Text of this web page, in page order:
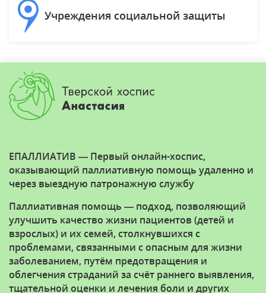
Учреждения социальной защиты
ЕПАЛЛИАТИВ — Первый онлайн-хоспис,
оказывающий паллиативную помощь удаленно и
через выездную патронажную службу
Паллиативная помощь — подход, позволяющий
улучшить качество жизни пациентов (детей и
взрослых) и их семей, столкнувшихся с
проблемами, связанными с опасным для жизни
заболеванием, путём предотвращения и
облегчения страданий за счёт раннего выявления,
тщательной оценки и лечения боли и других